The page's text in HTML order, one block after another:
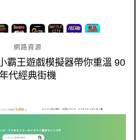
網路資源
霸王遊戲模擬器帶你重溫 90
年代經典街機